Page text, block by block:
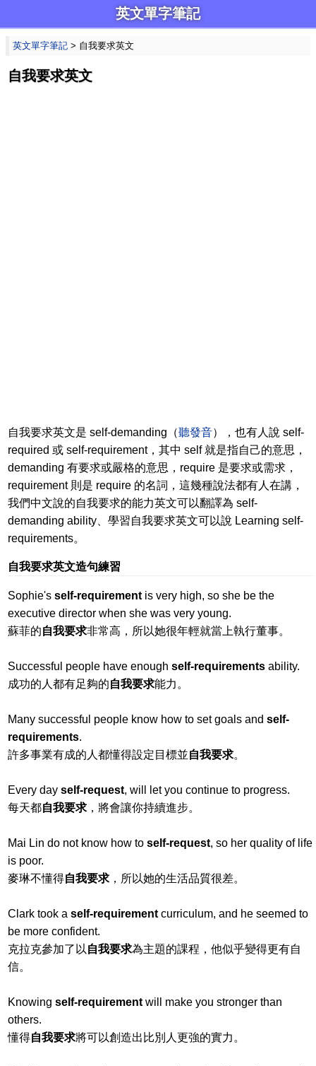
英文單字筆記
英文單字筆記 > 自我要求英文
自我要求英文
自我要求英文是 self-demanding（聽發音），也有人說 self-
required 或 self-requirement，其中 self 就是指自己的意思，
demanding 有要求或嚴格的意思，require 是要求或需求，
requirement 則是 require 的名詞，這幾種說法都有人在講，
我們中文說的自我要求的能力英文可以翻譯為 self-
demanding ability、學習自我要求英文可以說 Learning self-
requirements。
自我要求英文造句練習
Sophie's self-requirement is very high, so she be the
executive director when she was very young.
蘇菲的自我要求非常高，所以她很年輕就當上執行董事。
Successful people have enough self-requirements ability.
成功的人都有足夠的自我要求能力。
Many successful people know how to set goals and self-
requirements.
許多事業有成的人都懂得設定目標並自我要求。
Every day self-request, will let you continue to progress.
每天都自我要求 ，將會讓你持續進步。
Mai Lin do not know how to self-request, so her quality of life
is poor.
麥琳不懂得自我要求 ，所以她的生活品質很差。
Clark took a self-requirement curriculum, and he seemed to
be more confident.
克拉克參加了以 自我要求為主題的課程，他似乎變得更有自
信。
Knowing self-requirement will make you stronger than
others.
懂得自我要求將可以創造出比別人更強的實力。